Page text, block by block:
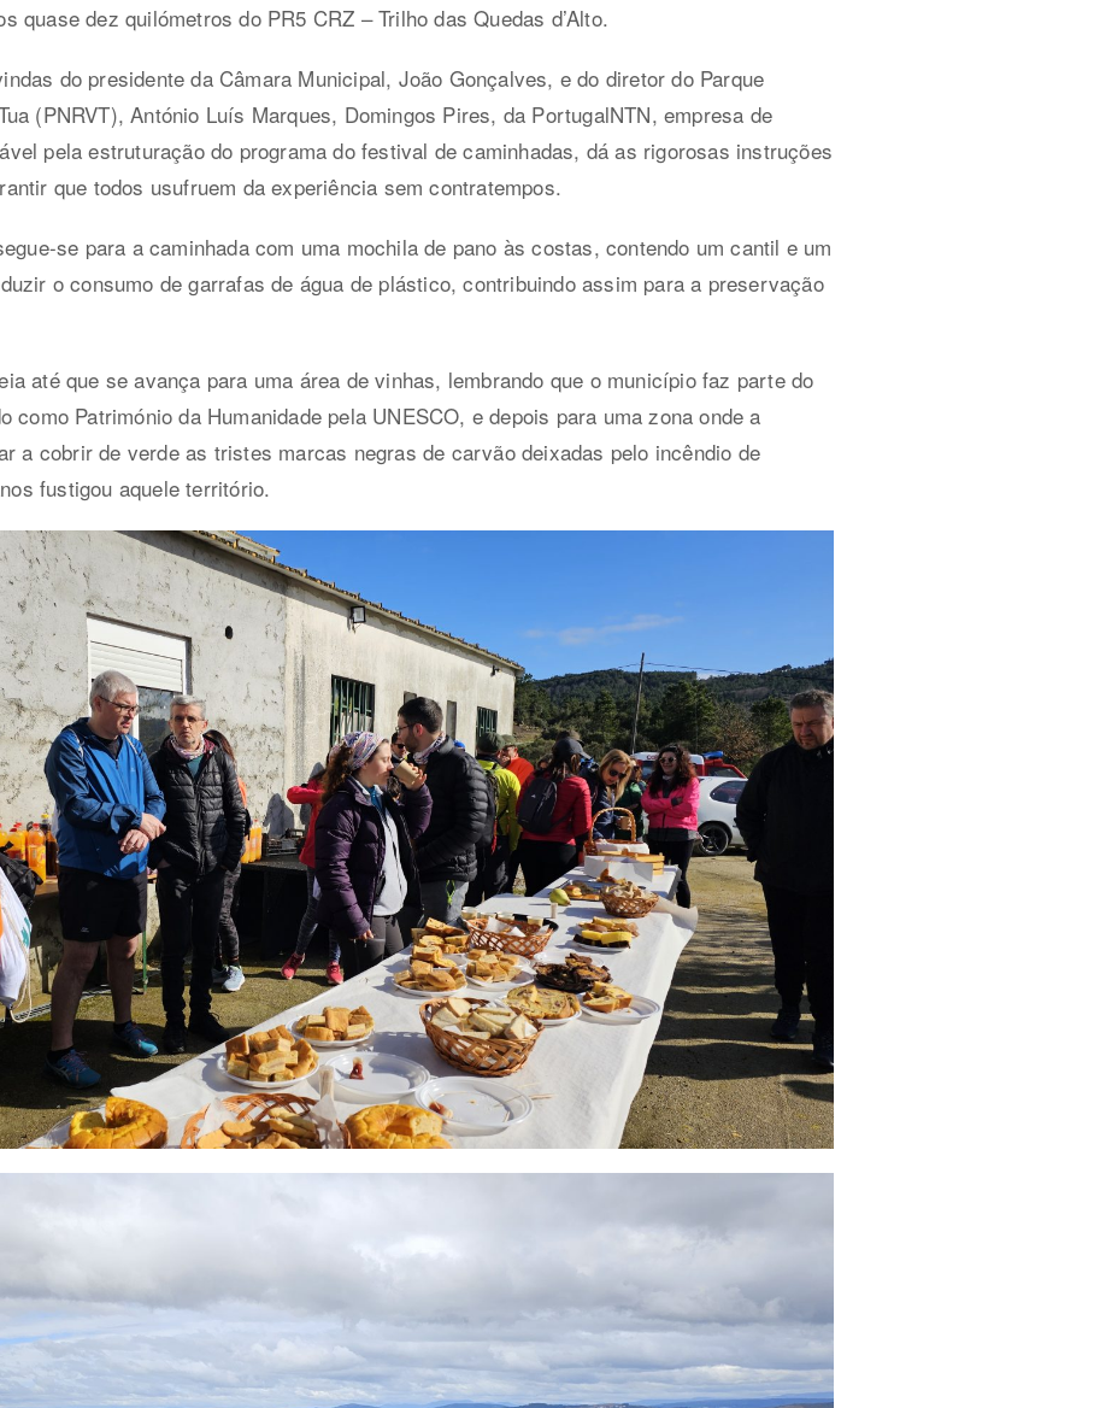
quase dez quilómetros do PR5 CRZ – Trilho das Quedas d’Alto.
do presidente da Câmara Municipal, João Gonçalves, e do diretor do Parque
(PNRVT), António Luís Marques, Domingos Pires, da PortugalNTN, empresa de
pela estruturação do programa do festival de caminhadas, dá as rigorosas instruções
que todos usufruem da experiência sem contratempos.
se para a caminhada com uma mochila de pano às costas, contendo um cantil e um
o consumo de garrafas de água de plástico, contribuindo assim para a preservação
até que se avança para uma área de vinhas, lembrando que o município faz parte do
como Património da Humanidade pela UNESCO, e depois para uma zona onde a
a cobrir de verde as tristes marcas negras de carvão deixadas pelo incêndio de
fustigou aquele território.